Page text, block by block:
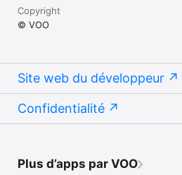
Copyright
© VOO
Site web du développeur
Confidentialité
Plus d’apps par VOO